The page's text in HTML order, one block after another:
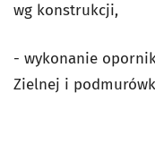
wg konstrukcji,
- wykonanie
Zielnej i